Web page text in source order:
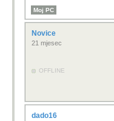
Moj PC
Novice
21 mjesec
OFFLINE
dado16